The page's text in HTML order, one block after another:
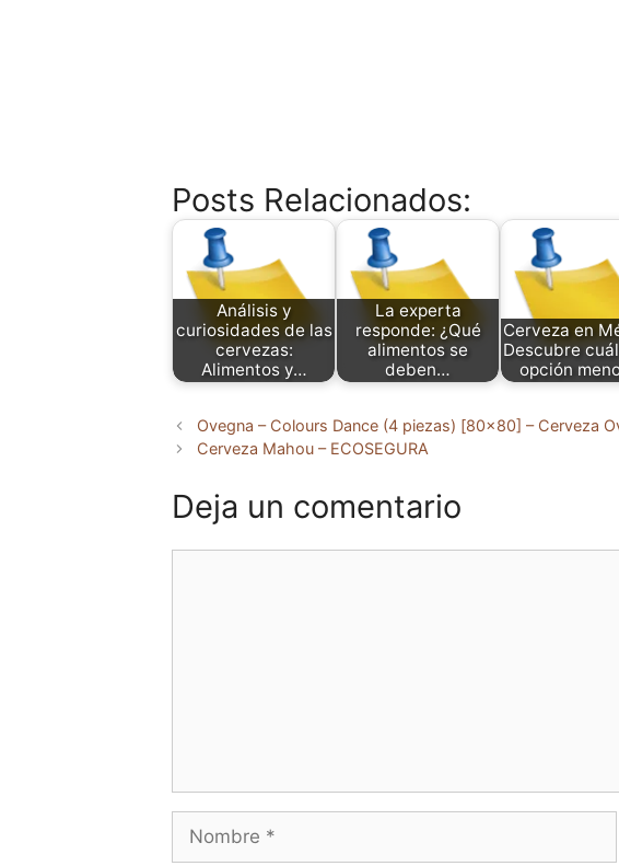
Posts Relacionados:
Análisis y
curiosidades de las
cervezas:
Alimentos y…
La experta
responde: ¿Qué
alimentos se
deben…
Cerveza en
Descubre
opción
Ovegna – Colours Dance (4 piezas) [80×80] – Cerveza
Cerveza Mahou – ECOSEGURA
Deja un comentario